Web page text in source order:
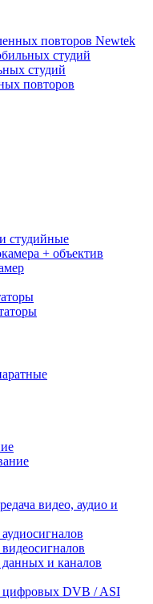
повторов Newtek
студий
студий
повторов
студийные
+ объектив
видео, аудио и
и каналов
цифровых DVB / ASI